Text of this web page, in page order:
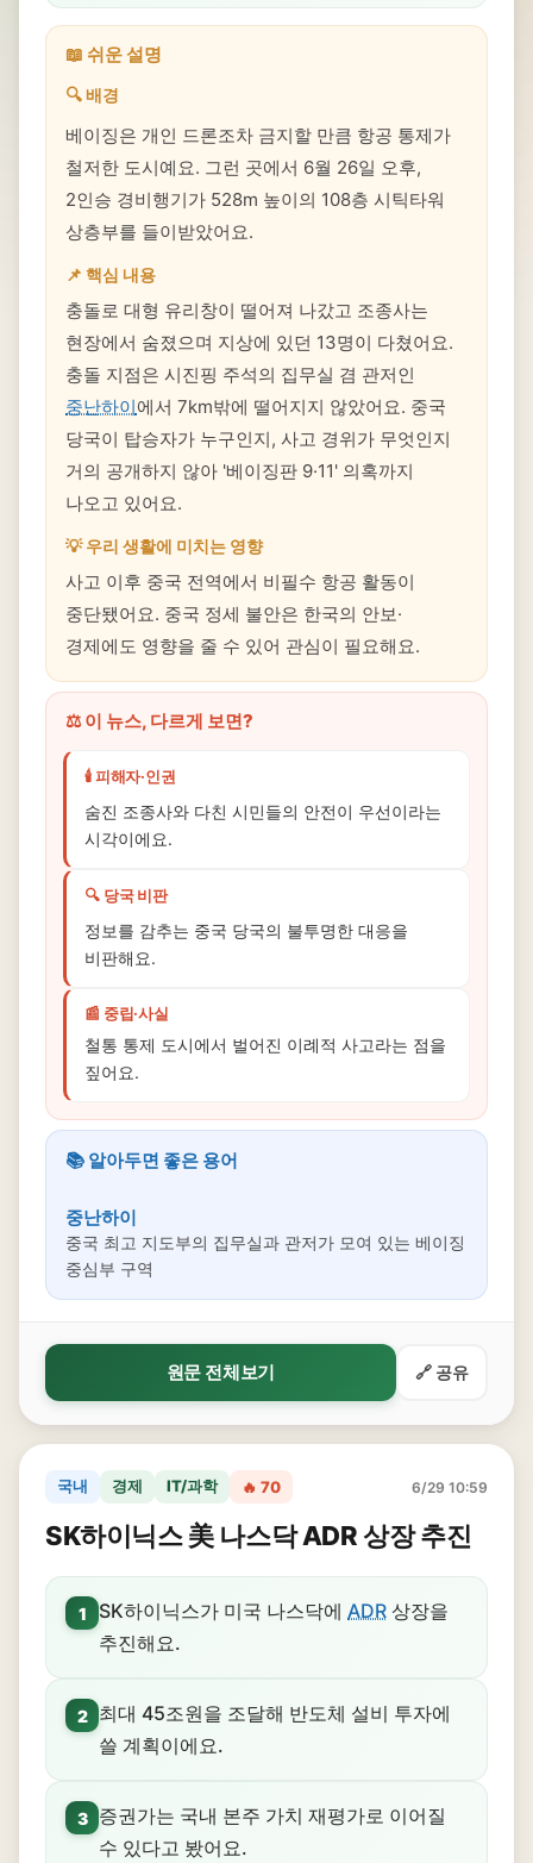
📖 쉬운 설명
🔍 배경
베이징은 개인 드론조차 금지할 만큼 항공 통제가
철저한 도시예요. 그런 곳에서 6월 26일 오후,
2인승 경비행기가 528m 높이의 108층 시틱타워
상층부를 들이받았어요.
📌 핵심 내용
충돌로 대형 유리창이 떨어져 나갔고 조종사는
현장에서 숨졌으며 지상에 있던 13명이 다쳤어요.
충돌 지점은 시진핑 주석의 집무실 겸 관저인
중난하이에서 7km밖에 떨어지지 않았어요. 중국
당국이 탑승자가 누구인지, 사고 경위가 무엇인지
거의 공개하지 않아 '베이징판 9·11' 의혹까지
나오고 있어요.
💡 우리 생활에 미치는 영향
사고 이후 중국 전역에서 비필수 항공 활동이
중단됐어요. 중국 정세 불안은 한국의 안보·
경제에도 영향을 줄 수 있어 관심이 필요해요.
⚖️ 이 뉴스, 다르게 보면?
🕯️ 피해자·인권
숨진 조종사와 다친 시민들의 안전이 우선이라는
시각이에요.
🔍 당국 비판
정보를 감추는 중국 당국의 불투명한 대응을
비판해요.
📰 중립·사실
철통 통제 도시에서 벌어진 이례적 사고라는 점을
짚어요.
📚 알아두면 좋은 용어
중난하이
중국 최고 지도부의 집무실과 관저가 모여 있는 베이징
중심부 구역
원문 전체보기 🔗 공유
국내 경제 IT/과학 🔥 70 6/29 10:59
SK하이닉스 美 나스닥 ADR 상장 추진
1 SK하이닉스가 미국 나스닥에 ADR 상장을
추진해요.
2
최대 45조원을 조달해 반도체 설비 투자에
쓸 계획이에요.
3
증권가는 국내 본주 가치 재평가로 이어질
수 있다고 봤어요.